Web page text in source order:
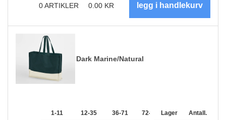
0ARTIKLER 0.00 KR
Dark Marine/Natural
1-11 12-35 36-71 72-143 144-287 288 +
Lager Antall.